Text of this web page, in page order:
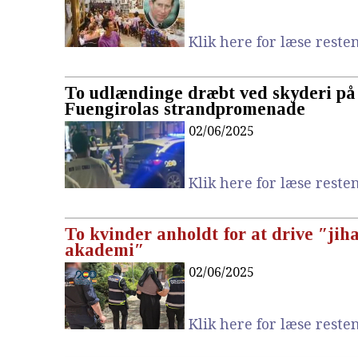
Klik here for læse
To udlændinge dræbt ved skyderi på
Fuengirolas strandpromenade
02/06/2025
Klik here for læse
To kvinder anholdt for at drive
akademi″
02/06/2025
Klik here for læse